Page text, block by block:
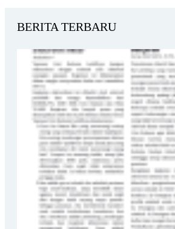
BERITA TERBARU